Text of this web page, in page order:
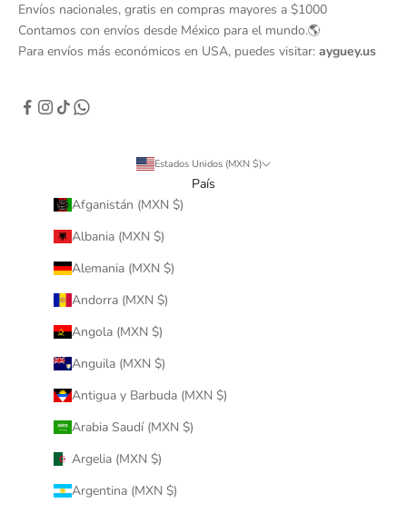
Envíos nacionales, gratis en compras mayores a $1000
Contamos con envíos desde México para el mundo.🌎
Para envíos más económicos en USA, puedes visitar: ayguey.us
Estados Unidos (MXN $)
País
Afganistán (MXN $)
Albania (MXN $)
Alemania (MXN $)
Andorra (MXN $)
Angola (MXN $)
Anguila (MXN $)
Antigua y Barbuda (MXN $)
Arabia Saudí (MXN $)
Argelia (MXN $)
Argentina (MXN $)